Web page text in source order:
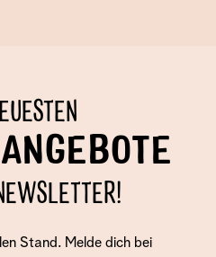
Stand. Melde dich bei